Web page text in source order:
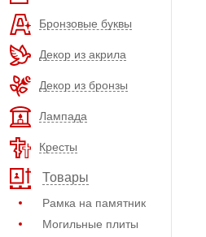
Бронзовые буквы
Декор из акрила
Декор из бронзы
Лампада
Кресты
Товары
Рамка на памятник
Могильные плиты